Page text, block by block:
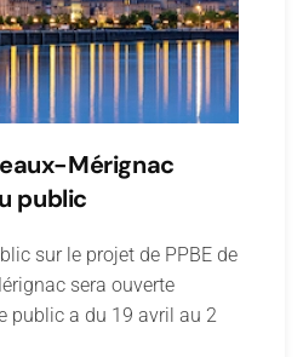
Mérignac
public
sur le projet de PPBE de
sera ouverte
public a du 19 avril au 2